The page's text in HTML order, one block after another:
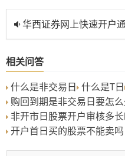
华西证券网上快速开户通
相关问答
什么是非交易日 什么是T日
购回到期是非交易日要怎
非开市日股票开户审核多
开户首日买的股票不能卖吗